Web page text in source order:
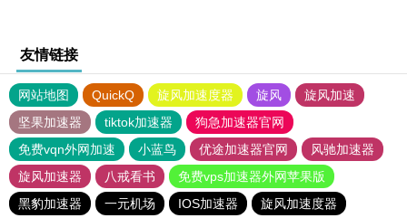
友情链接
网站地图 QuickQ 旋风加速度器 旋风
旋风加速
坚果加速器
tiktok加速器
狗急加速器官网
免费vqn外网加速
小蓝鸟 优途加速器官网
风驰加速器
旋风加速器
八戒看书
免费vps加速器外网苹果版
黑豹加速器
一元机场 IOS加速器
旋风加速度器